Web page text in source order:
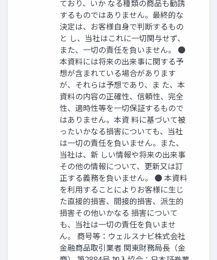
ており、いか なる種類の商品も勧誘
するものではありません。最終的な
決定は、お客様⾃⾝で判断するもの
と し、当社はこれに⼀切関与せず、
また、⼀切の責任を負いません。 ●
本資料には将来の出来事に関する予
想が含まれている場合があります
が、それらは予想であり、ま た、本
資料の内容の正確性、信頼性、完全
性、適時性等を⼀切保証するもので
はありません。本資 料に基づいて被
ったいかなる損害についても、当社
は⼀切の責任を負いません。また、
当社は、新 しい情報や将来の出来事
その他の情報について、更新⼜は訂
正する義務を負いません。 ● 本資料
を利⽤することによりお客様に⽣じ
た直接的損害、間接的損害、派⽣的
損害その他いかなる 損害について
も、当社は⼀切の責任を負いませ
ん。 商号等：ウェルスナビ株式会社
金融商品取引業者 関東財務局長（金